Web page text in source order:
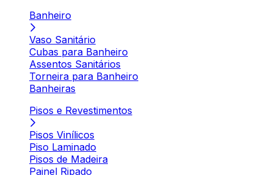
Banheiro
Vaso Sanitário
Cubas para Banheiro
Assentos Sanitários
Torneira para Banheiro
Banheiras
Pisos e Revestimentos
Pisos Vinílicos
Piso Laminado
Pisos de Madeira
Painel Ripado